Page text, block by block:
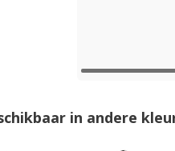
in andere